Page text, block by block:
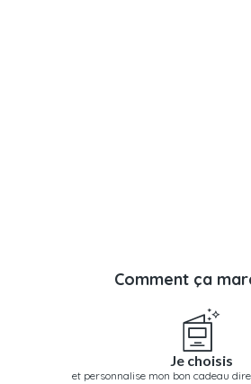
Comment ça
Je choisis
et personnalise mon bon cadeau